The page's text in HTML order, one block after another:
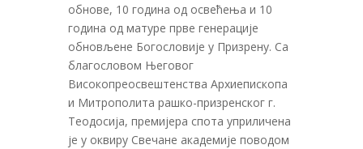
обнове, 10 година од освећења и 10
година од матуре прве генерације
обновљене Богословије у Призрену. Са
благословом Његовог
Високопреосвештенства Архиепископа
и Митрополита рашко-призренског г.
Теодосија, премијера спота уприличена
је у оквиру Свечане академије поводом